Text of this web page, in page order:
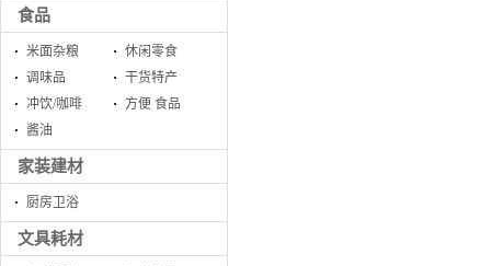
食品
米面杂粮
休闲零食
调味品
干货特产
冲饮/咖啡
方便 食品
酱油
家装建材
厨房卫浴
文具耗材